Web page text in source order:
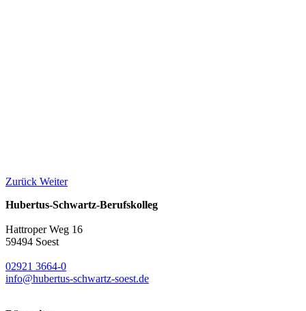
Zurück Weiter
Hubertus-Schwartz-Berufskolleg
Hattroper Weg 16
59494 Soest
02921 3664-0
info@hubertus-schwartz-soest.de